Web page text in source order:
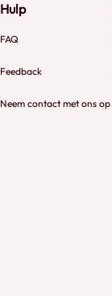
Hulp
FAQ
Feedback
Neem contact met ons op